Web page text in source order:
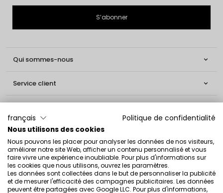
Qui sommes-nous 
Service client 
Social
Contact
INGLOT S.A.
ul. Lwowska 154
français
Politique de confidentialité
Nous utilisons des cookies
Nous pouvons les placer pour analyser les données de nos visiteurs,
améliorer notre site Web, afficher un contenu personnalisé et vous
faire vivre une expérience inoubliable. Pour plus d'informations sur
les cookies que nous utilisons, ouvrez les paramètres.
Les données sont collectées dans le but de personnaliser la publicité
et de mesurer l'efficacité des campagnes publicitaires. Les données
peuvent être partagées avec Google LLC. Pour plus d'informations,